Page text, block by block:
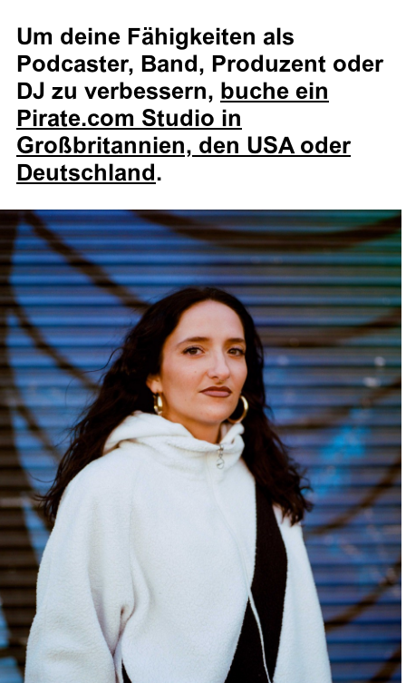
Um deine Fähigkeiten als
Podcaster, Band, Produzent oder
DJ zu verbessern, buche ein
Pirate.com Studio in
Großbritannien, den USA oder
Deutschland.